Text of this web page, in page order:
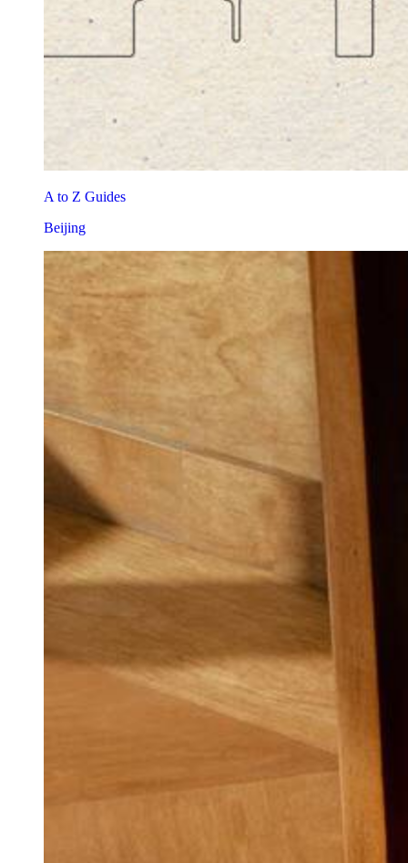
A to Z Guides
Beijing